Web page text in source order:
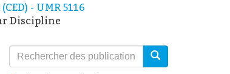
- UMR 5116
Discipline